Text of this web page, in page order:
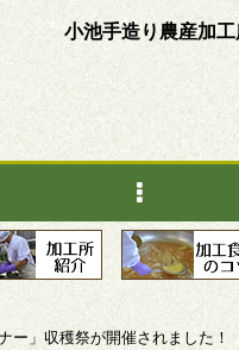
小池手造り農産加
ー」収穫祭が開催されました！